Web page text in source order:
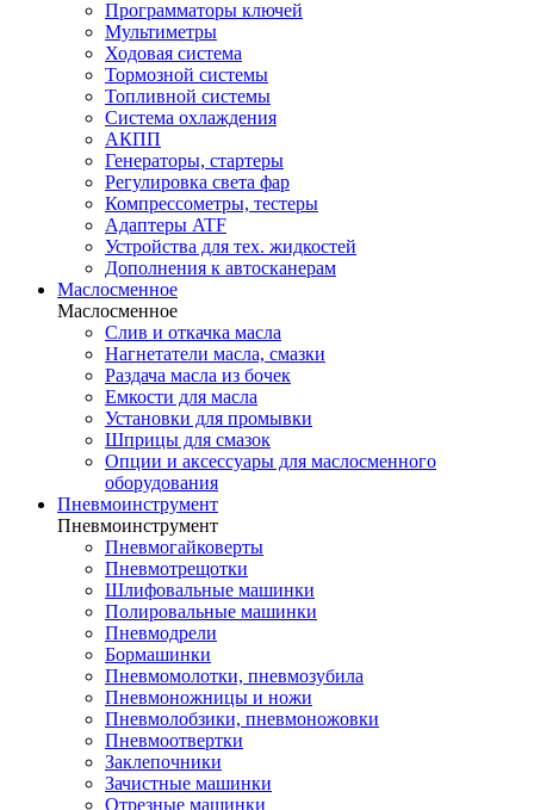
Программаторы ключей
Мультиметры
Ходовая система
Тормозной системы
Топливной системы
Система охлаждения
АКПП
Генераторы, стартеры
Регулировка света фар
Компрессометры, тестеры
Адаптеры ATF
Устройства для тех. жидкостей
Дополнения к автосканерам
Маслосменное
Маслосменное
Слив и откачка масла
Нагнетатели масла, смазки
Раздача масла из бочек
Емкости для масла
Установки для промывки
Шприцы для смазок
Опции и аксессуары для маслосменного
оборудования
Пневмоинструмент
Пневмоинструмент
Пневмогайковерты
Пневмотрещотки
Шлифовальные машинки
Полировальные машинки
Пневмодрели
Бормашинки
Пневмомолотки, пневмозубила
Пневмоножницы и ножи
Пневмолобзики, пневмоножовки
Пневмоотвертки
Заклепочники
Зачистные машинки
Отрезные машинки